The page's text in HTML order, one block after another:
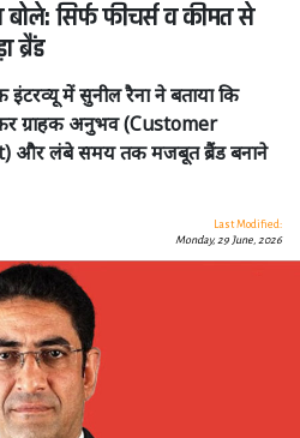
सिर्फ फीचर्स व कीमत से
ब्रैंड
में सुनील रैना ने बताया कि
ग्राहक अनुभव (Customer
और लंबे समय तक मजबूत ब्रैंड बनाने
Last Modified:
Monday, 29 June, 2026